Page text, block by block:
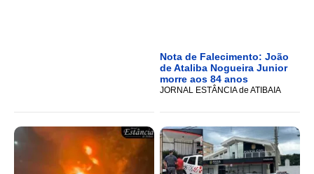
Nota de Falecimento: João
de Ataliba Nogueira Junior
morre aos 84 anos
JORNAL ESTÂNCIA de ATIBAIA